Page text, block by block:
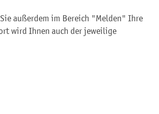
außerdem im Bereich "Melden" Ihre
wird Ihnen auch der jeweilige